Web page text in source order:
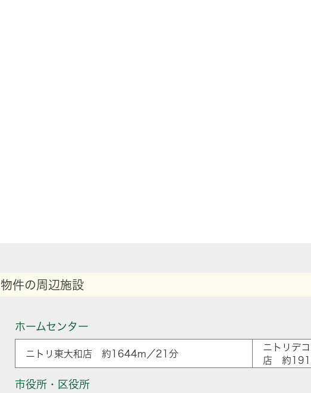
物件の周辺施設
ホームセンター
ニトリ東大和店 約1644m／21分
ニトリデ
店 約
市役所・区役所